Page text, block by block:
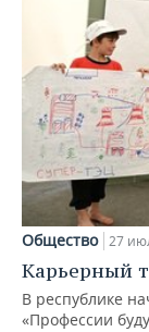
Общество 27
Карьерный
В республике
«Профессии